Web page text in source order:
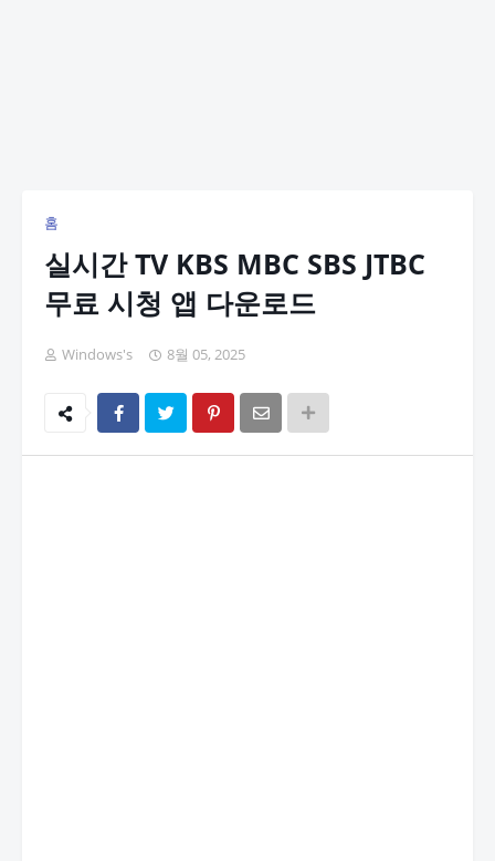
홈
실시간 TV KBS MBC SBS JTBC
무료 시청 앱 다운로드
Windows's 8월 05, 2025